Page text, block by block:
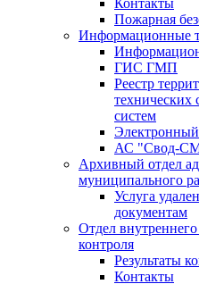
Контакты
Пожарная
Информационные
ГИС ГМП
Реестр
технических
систем
АС "Свод-
Архивный отдел
муниципального
Услуга
документам
Отдел
контроля
Результаты
Контакты